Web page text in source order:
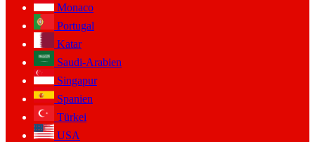
Monaco
Portugal
Katar
Saudi-Arabien
Singapur
Spanien
Türkei
USA